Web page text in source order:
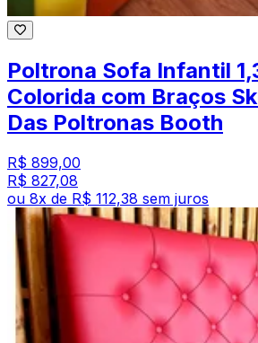
Poltrona Sofa Infantil
Colorida com Braços
Das Poltronas Booth
R$ 899,00
R$ 827,08
ou 8x de R$ 112,38 sem juros